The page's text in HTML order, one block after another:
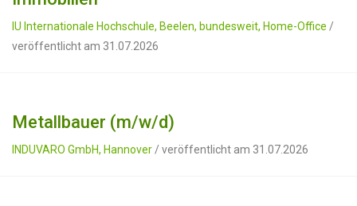
IU Internationale Hochschule, Beelen, bundesweit, Home-Office /
veröffentlicht am 31.07.2026
Metallbauer (m/w/d)
INDUVARO GmbH, Hannover / veröffentlicht am 31.07.2026